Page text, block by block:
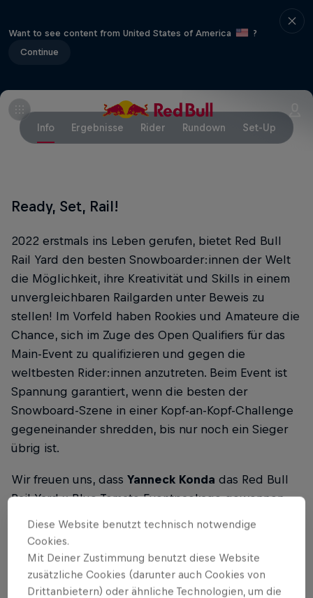
Want to see content from United States of America
?
Continue
Info Ergebnisse Rider Rundown Set-Up
Ready, Set, Rail!
2022 erstmals ins Leben gerufen, bietet Red Bull
Rail Yard den besten Snowboarder:innen der Welt
die Möglichkeit, ihre Kreativität und Skills in einem
unvergleichbaren Railgarden unter Beweis zu
stellen! Im Vorfeld haben Rookies und Amateure die
Chance, sich im Zuge des Open Qualifiers für das
Main-Event zu qualifizieren und gegen die
weltbesten Rider:innen anzutreten. Beim Event ist
Spannung garantiert, wenn die besten der
Snowboard-Szene in einer Kopf-an-Kopf-Challenge
gegeneinander shredden, bis nur noch ein Sieger
übrig ist.
Wir freuen uns, dass Yanneck Konda das Red Bull
Rail Yard x Blue Tomato Eventpackage gewonnen
hat. We can’t wait to see you shred! 🤘🏂
Partner
Diese Website benutzt technisch notwendige
Cookies.
Mit Deiner Zustimmung benutzt diese Website
zusätzliche Cookies (darunter auch Cookies von
Drittanbietern) oder ähnliche Technologien, um die